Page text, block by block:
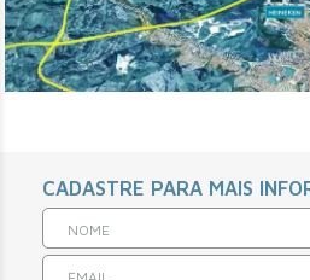
CADASTRE PARA MAIS